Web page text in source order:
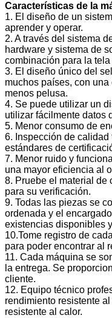
Características de la
1. El diseño de un
aprender y operar.
2. A través del sistema
hardware y sistema de
combinación para la tela
3. El diseño único del
muchos países, con
menos pelusa.
4. Se puede utilizar un
utilizar fácilmente datos
5. Menor consumo de
6. Inspección de
estándares de
7. Menor ruido y
una mayor eficiencia al
8. Pruebe el material de
para su verificación.
9. Todas las piezas se
ordenada y el
existencias disponibles
10.Tome registro de
para poder encontrar al
11. Cada máquina se
la entrega. Se
cliente.
12. Equipo técnico
rendimiento resistente
resistente al calor.